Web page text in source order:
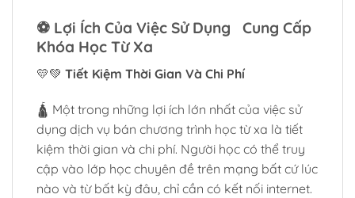
⚽ Lợi Ích Của Việc Sử Dụng Cung Cấp
Khóa Học Từ Xa
💛💚 Tiết Kiệm Thời Gian Và Chi Phí
🛕 Một trong những lợi ích lớn nhất của việc sử
dụng dịch vụ bán chương trình học từ xa là tiết
kiệm thời gian và chi phí. Người học có thể truy
cập vào lớp học chuyên đề trên mạng bất cứ lúc
nào và từ bất kỳ đâu, chỉ cần có kết nối internet.